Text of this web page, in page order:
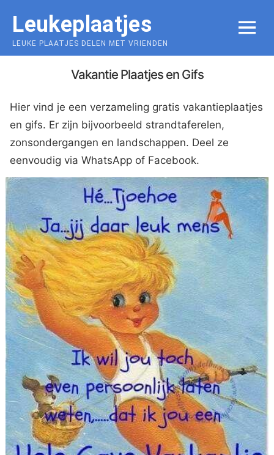
content
Leukeplaatjes
LEUKE PLAATJES DELEN MET VRIENDEN
MENU
Vakantie Plaatjes en Gifs
Hier vind je een verzameling gratis vakantieplaatjes
en gifs. Er zijn bijvoorbeeld strandtaferelen,
zonsondergangen en landschappen. Deel ze
eenvoudig via WhatsApp of Facebook.